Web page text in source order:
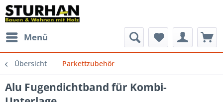
Menü
Übersicht Parkettzubehör
Alu Fugendichtband für Kombi-